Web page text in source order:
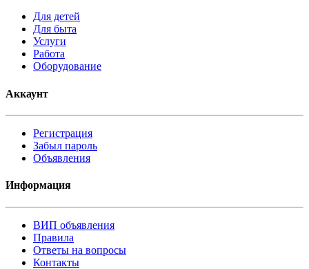
Для детей
Для быта
Услуги
Работа
Оборудование
Аккаунт
Регистрация
Забыл пароль
Объявления
Информация
ВИП объявления
Правила
Ответы на вопросы
Контакты